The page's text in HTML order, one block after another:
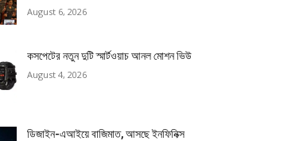
August 6, 2026
কসপেটের নতুন দুটি স্মার্টওয়াচ আনল মোশন ভিউ
August 4, 2026
ডিজাইন-এআইয়ে বাজিমাত, আসছে ইনফিনিক্স